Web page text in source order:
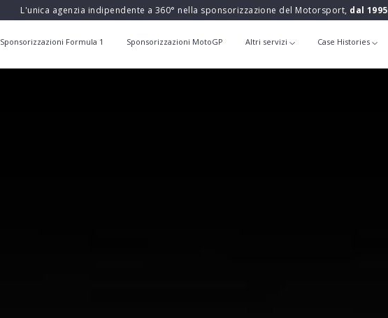
L'unica agenzia indipendente a 360° nella sponsorizzazione del Motorsport, dal 1995
Sponsorizzazioni Formula 1 Sponsorizzazioni MotoGP Altri servizi Case Histories